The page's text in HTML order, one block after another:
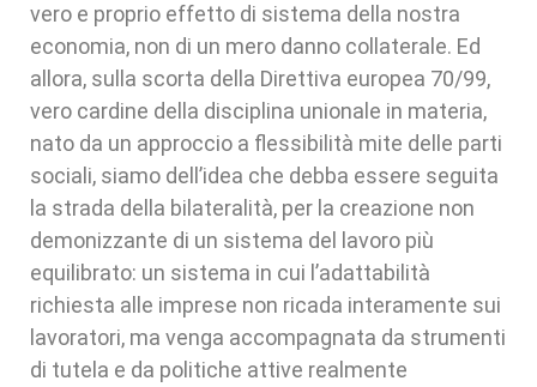
vero e proprio effetto di sistema della nostra
economia, non di un mero danno collaterale. Ed
allora, sulla scorta della Direttiva europea 70/99,
vero cardine della disciplina unionale in materia,
nato da un approccio a flessibilità mite delle parti
sociali, siamo dell’idea che debba essere seguita
la strada della bilateralità, per la creazione non
demonizzante di un sistema del lavoro più
equilibrato: un sistema in cui l’adattabilità
richiesta alle imprese non ricada interamente sui
lavoratori, ma venga accompagnata da strumenti
di tutela e da politiche attive realmente